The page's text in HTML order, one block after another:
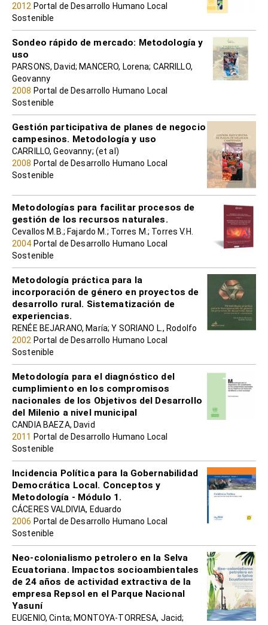
2012 Portal de Desarrollo Humano Local
Sostenible
Sondeo rápido de mercado: Metodología y
uso
PARSONS, David; MANCERO, Lorena; CARRILLO,
Geovanny
2008 Portal de Desarrollo Humano Local
Sostenible
Gestión participativa de planes de negocio
campesinos. Metodología y uso
CARRILLO, Geovanny; (et al)
2008 Portal de Desarrollo Humano Local
Sostenible
Metodologías para facilitar procesos de
gestión de los recursos naturales.
Cevallos M.B.; Fajardo M.; Torres M.; Torres V.H.
2004 Portal de Desarrollo Humano Local
Sostenible
Metodología práctica para la
incorporación de género en proyectos de
desarrollo rural. Sistematización de
experiencias.
RENÉE BEJARANO, María; Y SORIANO L., Rodolfo
2002 Portal de Desarrollo Humano Local
Sostenible
Metodología para el diagnóstico del
cumplimiento en los compromisos
nacionales de los Objetivos del Desarrollo
del Milenio a nivel municipal
CANDIA BAEZA, David
2011 Portal de Desarrollo Humano Local
Sostenible
Incidencia Política para la Gobernabilidad
Democrática Local. Conceptos y
Metodología - Módulo 1.
CÁCERES VALDIVIA, Eduardo
2006 Portal de Desarrollo Humano Local
Sostenible
Neo-colonialismo petrolero en la Selva
Ecuatoriana. Impactos socioambientales
de 24 años de actividad extractiva de la
empresa Repsol en el Parque Nacional
Yasuní
EUGENIO, Cinta; MONTOYA-TORRESA, Jacid;